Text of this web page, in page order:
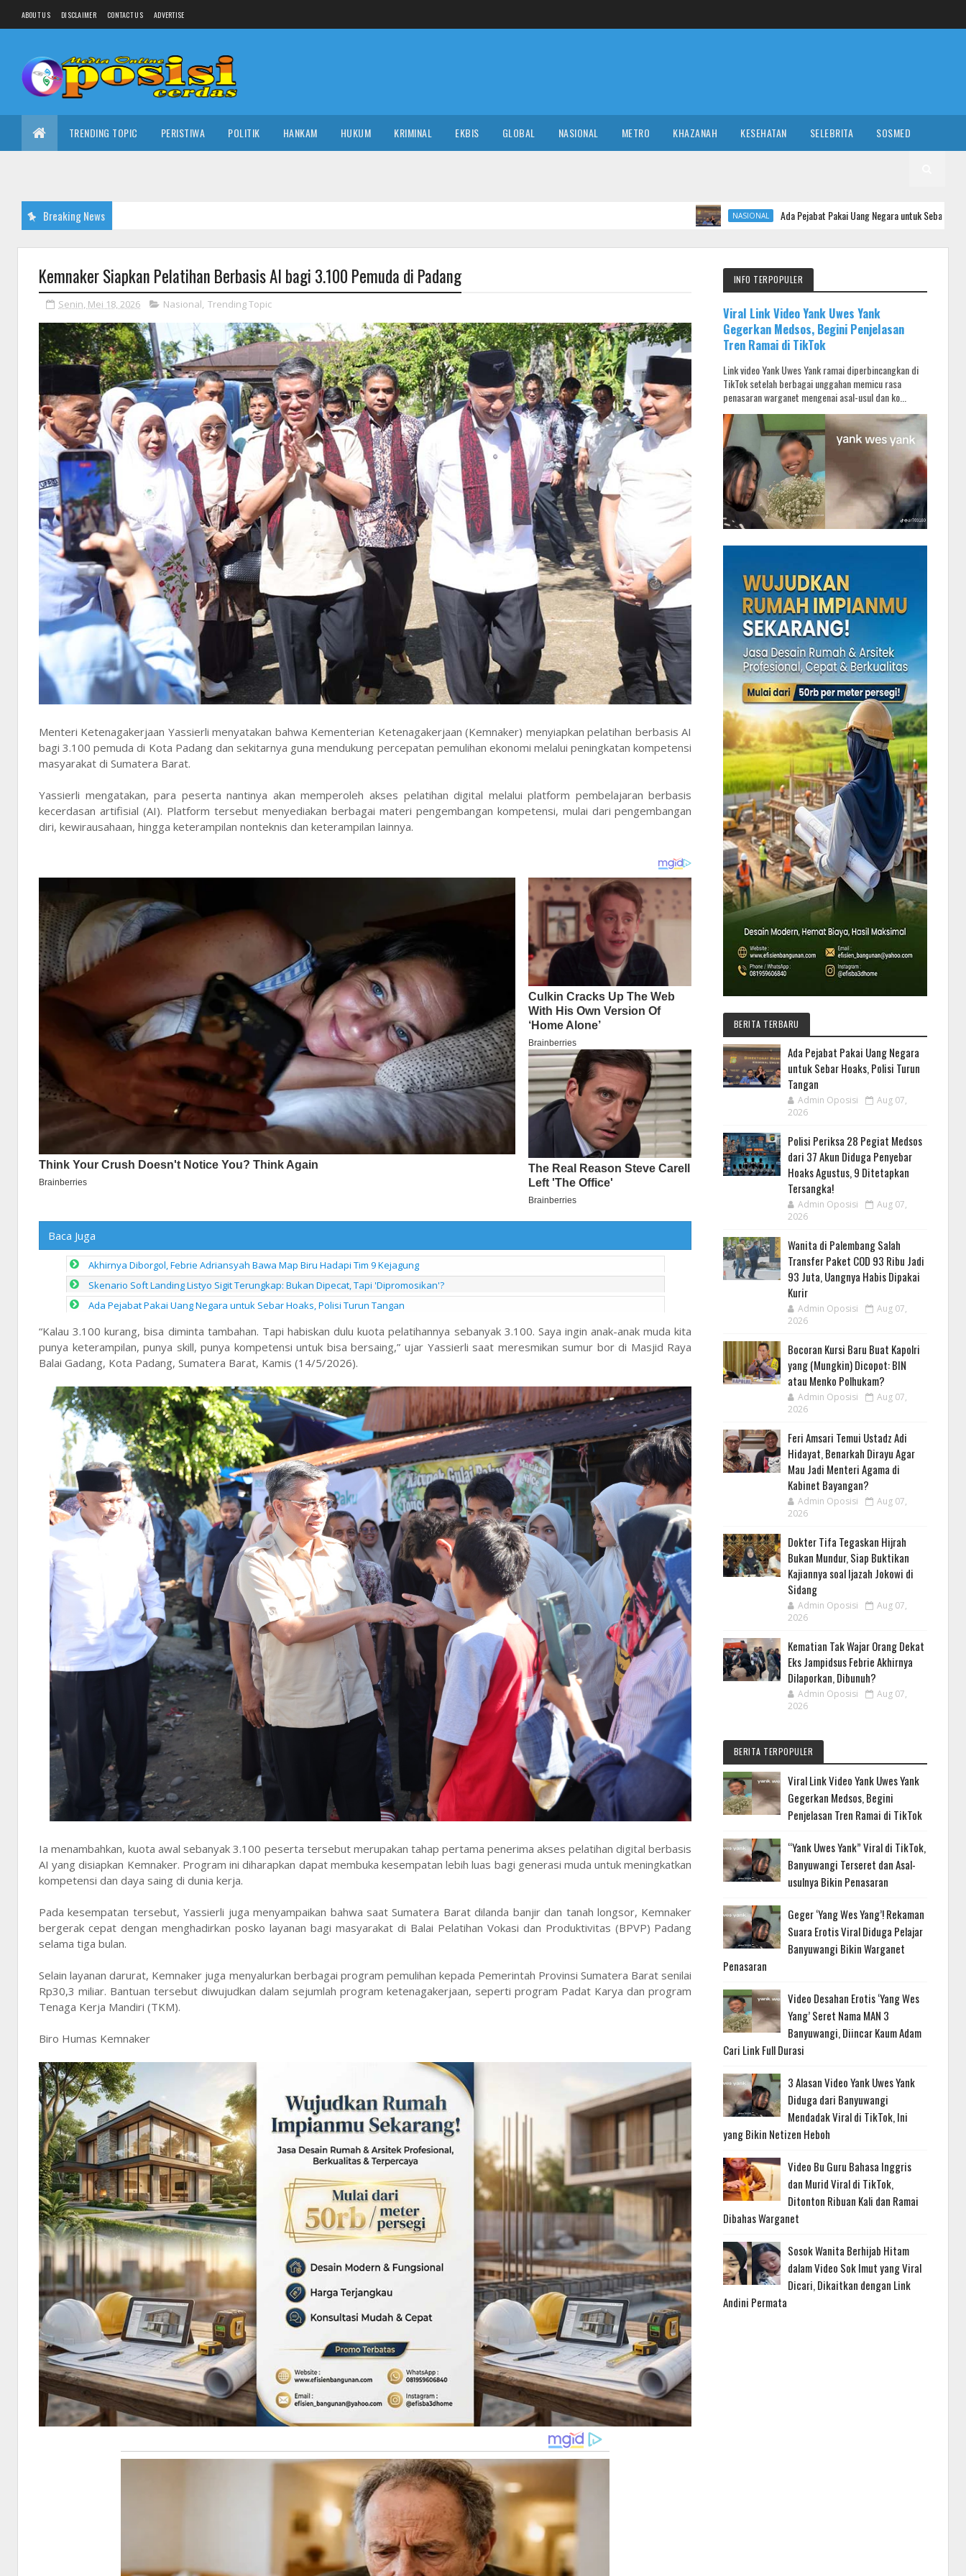
ABOUT US DISCLAIMER CONTACT US ADVERTISE
TRENDING TOPIC PERISTIWA POLITIK HANKAM HUKUM KRIMINAL EKBIS GLOBAL NASIONAL METRO KHAZANAH KESEHATAN SELEBRITA SOSMED
Breaking News Ada Pejabat Pakai Uang Negara untuk Sebar Hoaks, Polisi Turun
Kemnaker Siapkan Pelatihan Berbasis AI bagi 3.100 Pemuda di Padang
Senin, Mei 18, 2026 Nasional, Trending Topic
Menteri Ketenagakerjaan Yassierli menyatakan bahwa Kementerian Ketenagakerjaan (Kemnaker) menyiapkan pelatihan berbasis AI
bagi 3.100 pemuda di Kota Padang dan sekitarnya guna mendukung percepatan pemulihan ekonomi melalui peningkatan kompetensi
masyarakat di Sumatera Barat.
Yassierli mengatakan, para peserta nantinya akan memperoleh akses pelatihan digital melalui platform pembelajaran berbasis
kecerdasan artifisial (AI). Platform tersebut menyediakan berbagai materi pengembangan kompetensi, mulai dari pengembangan
diri, kewirausahaan, hingga keterampilan nonteknis dan keterampilan lainnya.
Baca Juga
Akhirnya Diborgol, Febrie Adriansyah Bawa Map Biru Hadapi Tim 9 Kejagung
Skenario Soft Landing Listyo Sigit Terungkap: Bukan Dipecat, Tapi 'Dipromosikan'?
Ada Pejabat Pakai Uang Negara untuk Sebar Hoaks, Polisi Turun Tangan
“Kalau 3.100 kurang, bisa diminta tambahan. Tapi habiskan dulu kuota pelatihannya sebanyak 3.100. Saya ingin anak-anak muda kita
punya keterampilan, punya skill, punya kompetensi untuk bisa bersaing,” ujar Yassierli saat meresmikan sumur bor di Masjid Raya
Balai Gadang, Kota Padang, Sumatera Barat, Kamis (14/5/2026).
Ia menambahkan, kuota awal sebanyak 3.100 peserta tersebut merupakan tahap pertama penerima akses pelatihan digital berbasis
AI yang disiapkan Kemnaker. Program ini diharapkan dapat membuka kesempatan lebih luas bagi generasi muda untuk meningkatkan
kompetensi dan daya saing di dunia kerja.
Pada kesempatan tersebut, Yassierli juga menyampaikan bahwa saat Sumatera Barat dilanda banjir dan tanah longsor, Kemnaker
bergerak cepat dengan menghadirkan posko layanan bagi masyarakat di Balai Pelatihan Vokasi dan Produktivitas (BPVP) Padang
selama tiga bulan.
Selain layanan darurat, Kemnaker juga menyalurkan berbagai program pemulihan kepada Pemerintah Provinsi Sumatera Barat senilai
Rp30,3 miliar. Bantuan tersebut diwujudkan dalam sejumlah program ketenagakerjaan, seperti program Padat Karya dan program
Tenaga Kerja Mandiri (TKM).
Biro Humas Kemnaker
INFO TERPOPULER
Viral Link Video Yank Uwes Yank
Gegerkan Medsos, Begini Penjelasan
Tren Ramai di TikTok
Link video Yank Uwes Yank ramai diperbincangkan di
TikTok setelah berbagai unggahan memicu rasa
penasaran warganet mengenai asal-usul dan ko...
BERITA TERBARU
Ada Pejabat Pakai Uang Negara
untuk Sebar Hoaks, Polisi Turun
Tangan
Admin Oposisi
Aug 07,
2026
Polisi Periksa 28 Pegiat Medsos
dari 37 Akun Diduga Penyebar
Hoaks Agustus, 9 Ditetapkan
Tersangka!
Admin Oposisi
Aug 07,
2026
Wanita di Palembang Salah
Transfer Paket COD 93 Ribu Jadi
93 Juta, Uangnya Habis Dipakai
Kurir
Admin Oposisi
Aug 07,
2026
Bocoran Kursi Baru Buat Kapolri
yang (Mungkin) Dicopot: BIN
atau Menko Polhukam?
Admin Oposisi
Aug 07,
2026
Feri Amsari Temui Ustadz Adi
Hidayat, Benarkah Dirayu Agar
Mau Jadi Menteri Agama di
Kabinet Bayangan?
Admin Oposisi
Aug 07,
2026
Dokter Tifa Tegaskan Hijrah
Bukan Mundur, Siap Buktikan
Kajiannya soal Ijazah Jokowi di
Sidang
Admin Oposisi
Aug 07,
2026
Kematian Tak Wajar Orang Dekat
Eks Jampidsus Febrie Akhirnya
Dilaporkan, Dibunuh?
Admin Oposisi
Aug 07,
2026
BERITA TERPOPULER
Viral Link Video Yank Uwes Yank
Gegerkan Medsos, Begini
Penjelasan Tren Ramai di TikTok
“Yank Uwes Yank” Viral di TikTok,
Banyuwangi Terseret dan Asal-
usulnya Bikin Penasaran
Geger ‘Yang Wes Yang’! Rekaman
Suara Erotis Viral Diduga Pelajar
Banyuwangi Bikin Warganet
Penasaran
Video Desahan Erotis ‘Yang Wes
Yang’ Seret Nama MAN 3
Banyuwangi, Diincar Kaum Adam
Cari Link Full Durasi
3 Alasan Video Yank Uwes Yank
Diduga dari Banyuwangi
Mendadak Viral di TikTok, Ini
yang Bikin Netizen Heboh
Video Bu Guru Bahasa Inggris
dan Murid Viral di TikTok,
Ditonton Ribuan Kali dan Ramai
Dibahas Warganet
Sosok Wanita Berhijab Hitam
dalam Video Sok Imut yang Viral
Dicari, Dikaitkan dengan Link
Andini Permata